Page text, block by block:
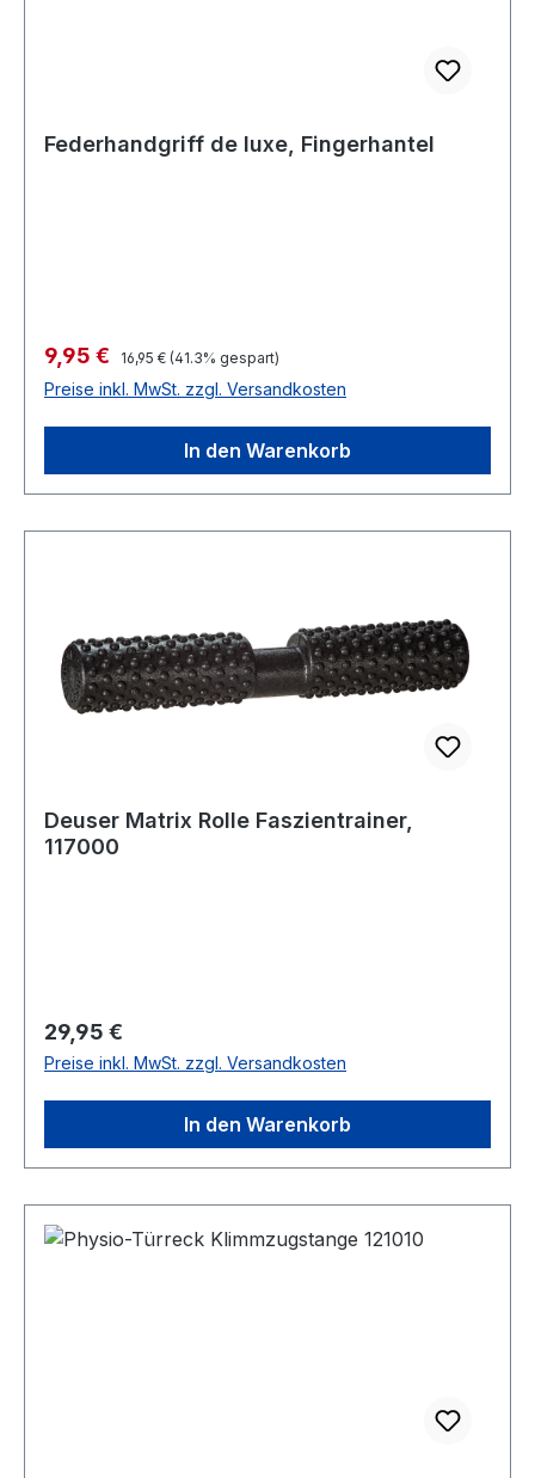
Federhandgriff de luxe, Fingerhantel
Verkaufspreis:
9,95 € Regulärer Preis:
16,95 € (41.3% gespart)
Preise inkl. MwSt. zzgl. Versandkosten
In den Warenkorb
Deuser Matrix Rolle Faszientrainer,
117000
Regulärer Preis:
29,95 €
Preise inkl. MwSt. zzgl. Versandkosten
In den Warenkorb